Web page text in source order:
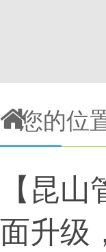
您的位
【昆
面升级